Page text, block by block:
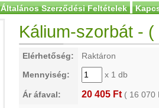
Általános Szerződési Feltételek
Kálium-szorbát - (
Elérhetőség:
Raktáron
Mennyiség:
x 1 db
Ár áfaval: 20 405 Ft ( 16 070